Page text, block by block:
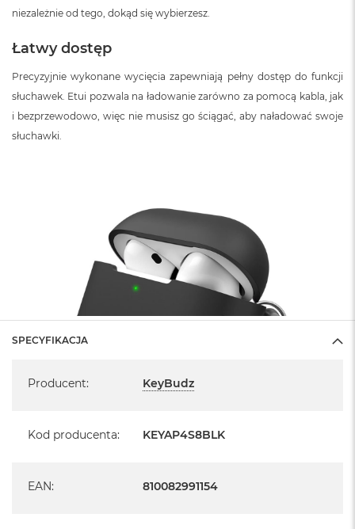
niezależnie od tego, dokąd się wybierzesz.
Łatwy dostęp
Precyzyjnie wykonane wycięcia zapewniają pełny dostęp do funkcji
słuchawek. Etui pozwala na ładowanie zarówno za pomocą kabla, jak
i bezprzewodowo, więc nie musisz go ściągać, aby naładować swoje
słuchawki.
SPECYFIKACJA
Producent: KeyBudz
Kod producenta: KEYAP4S8BLK
EAN: 810082991154